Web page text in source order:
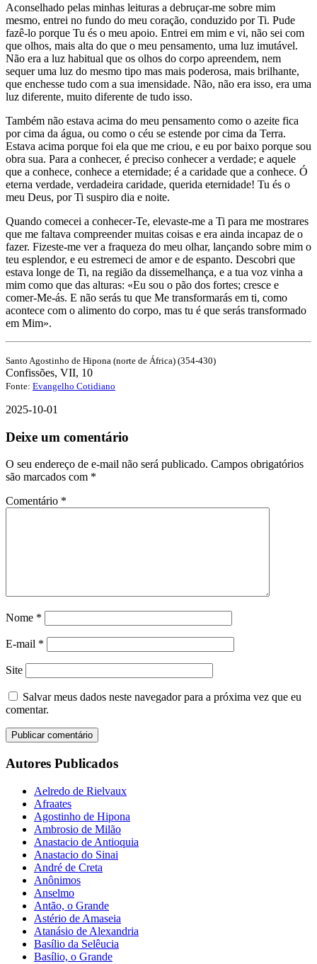
Aconselhado pelas minhas leituras a debruçar-me sobre mim
mesmo, entrei no fundo do meu coração, conduzido por Ti. Pude
fazê-lo porque Tu és o meu apoio. Entrei em mim e vi, não sei com
que olhos, mais alta do que o meu pensamento, uma luz imutável.
Não era a luz habitual que os olhos do corpo apreendem, nem
sequer uma luz do mesmo tipo mas mais poderosa, mais brilhante,
que enchesse tudo com a sua imensidade. Não, não era isso, era uma
luz diferente, muito diferente de tudo isso.
Também não estava acima do meu pensamento como o azeite fica
por cima da água, ou como o céu se estende por cima da Terra.
Estava acima porque foi ela que me criou, e eu por baixo porque sou
obra sua. Para a conhecer, é preciso conhecer a verdade; e aquele
que a conhece, conhece a eternidade; é a caridade que a conhece. Ó
eterna verdade, verdadeira caridade, querida eternidade! Tu és o
meu Deus, por Ti suspiro dia e noite.
Quando comecei a conhecer-Te, elevaste-me a Ti para me mostrares
que me faltava compreender muitas coisas e era ainda incapaz de o
fazer. Fizeste-me ver a fraqueza do meu olhar, lançando sobre mim o
teu esplendor, e eu estremeci de amor e de espanto. Descobri que
estava longe de Ti, na região da dissemelhança, e a tua voz vinha a
mim como que das alturas: «Eu sou o pão dos fortes; cresce e
comer-Me-ás. E não serás tu que Me transformarás em ti, como
acontece com o alimento do corpo, mas tu é que serás transformado
em Mim».
Santo Agostinho de Hipona (norte de África) (354-430)
Confissões, VII, 10
Fonte: Evangelho Cotidiano
2025-10-01
Deixe um comentário
O seu endereço de e-mail não será publicado. Campos obrigatórios
são marcados com *
Comentário *
Nome *
E-mail *
Site
Salvar meus dados neste navegador para a próxima vez que eu
comentar.
Autores Publicados
Aelredo de Rielvaux
Afraates
Agostinho de Hipona
Ambrosio de Milão
Anastacio de Antioquia
Anastacio do Sinai
André de Creta
Anônimos
Anselmo
Antão, o Grande
Astério de Amaseia
Atanásio de Alexandria
Basílio da Selêucia
Basílio, o Grande